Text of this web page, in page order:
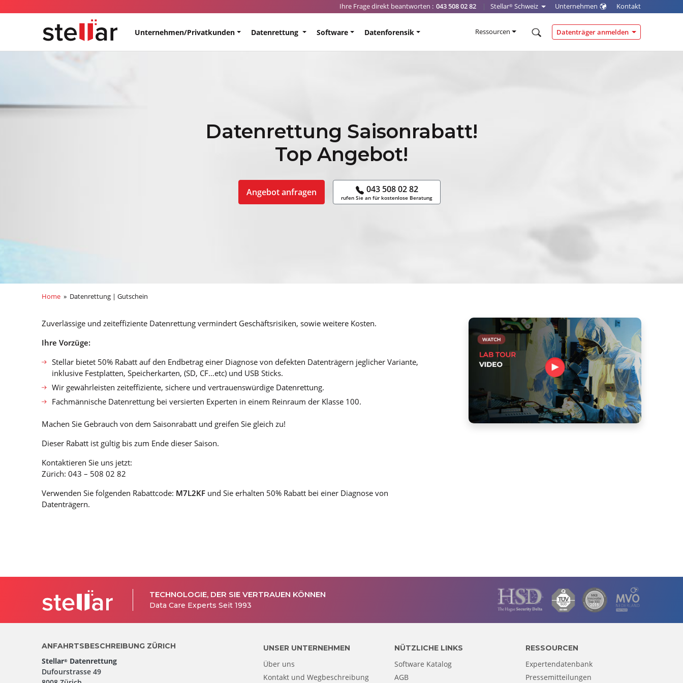
Ihre Frage direkt beantworten : 043 508 02 82 | Stellar®Schweiz Unternehmen Kontakt
Unternehmen/Privatkunden Datenrettung Software Datenforensik Ressourcen Datenträger anmelden
Datenrettung Saisonrabatt!
Top Angebot!
Angebot anfragen 043 508 02 82
rufen Sie an für kostenlose Beratung
Home » Datenrettung | Gutschein
Zuverlässige und zeiteffiziente Datenrettung vermindert Geschäftsrisiken, sowie weitere Kosten.
Ihre Vorzüge:
Stellar bietet 50% Rabatt auf den Endbetrag einer Diagnose von defekten Datenträgern jeglicher Variante,
inklusive Festplatten, Speicherkarten, (SD, CF…etc) und USB Sticks.
Wir gewährleisten zeiteffiziente, sichere und vertrauenswürdige Datenrettung.
Fachmännische Datenrettung bei versierten Experten in einem Reinraum der Klasse 100.
Machen Sie Gebrauch von dem Saisonrabatt und greifen Sie gleich zu!
Dieser Rabatt ist gültig bis zum Ende dieser Saison.
Kontaktieren Sie uns jetzt:
Zürich: 043 – 508 02 82
Verwenden Sie folgenden Rabattcode: M7L2KF und Sie erhalten 50% Rabatt bei einer Diagnose von
Datenträgern.
TECHNOLOGIE, DER SIE VERTRAUEN KÖNNEN
Data Care Experts Seit 1993
ANFAHRTSBESCHREIBUNG ZÜRICH
Stellar® Datenrettung
Dufourstrasse 49
UNSER UNTERNEHMEN
Über uns
Kontakt und Wegbeschreibung
NÜTZLICHE LINKS
Software Katalog
AGB
RESSOURCEN
Expertendatenbank
Pressemitteilungen